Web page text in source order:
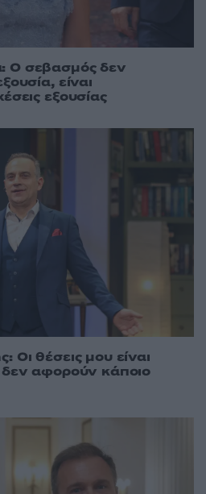
Ο σεβασμός δεν
είναι
εξουσίας
Οι θέσεις μου είναι
αφορούν κάποιο